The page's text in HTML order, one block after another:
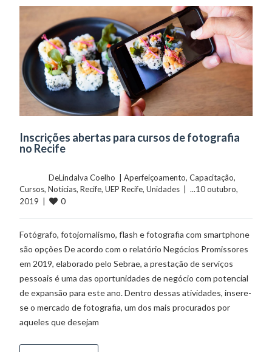
Inscrições abertas para cursos de fotografia
no Recife
	    	DeLindalva Coelho  |
Aperfeiçoamento, Capacitação
Cursos, Notícias, Recife, UEP Recife, Unidades
  |  ...10 outubro,
2019  |
0
Fotógrafo, fotojornalismo, flash e fotografia com smartphone
são opções De acordo com o relatório Negócios Promissores
em 2019, elaborado pelo Sebrae, a prestação de serviços
pessoais é uma das oportunidades de negócio com potencial
de expansão para este ano. Dentro dessas atividades, insere-
se o mercado de fotografia, um dos mais procurados por
aqueles que desejam